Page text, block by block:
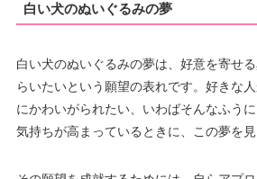
白い犬のぬいぐるみの夢
白い犬のぬいぐるみの夢は、好意を寄せ
らいたいという願望の表れです。好きな
にかわいがられたい、いわばそんなふう
気持ちが高まっているときに、この夢を見